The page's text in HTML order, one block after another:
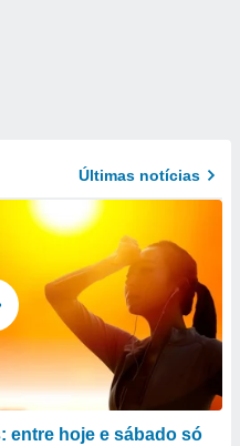
Últimas notícias
entre hoje e sábado só